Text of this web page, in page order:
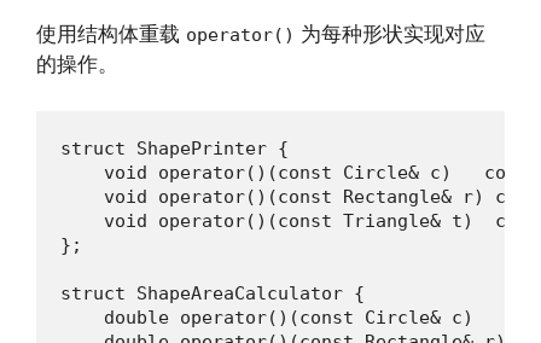
使用结构体重载 operator() 为每种形状实现对应
的操作。
struct ShapePrinter {
void operator()(const Circle& c)
void operator()(const Rectangle& r)
void operator()(const Triangle& t)
};
struct ShapeAreaCalculator {
double operator()(const Circle& c)